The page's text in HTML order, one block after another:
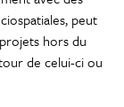
peut
hors du
de celui-ci ou